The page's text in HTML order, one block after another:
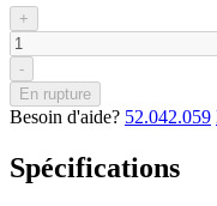
+
-
En rupture
Besoin d'aide? 52.042.059
Spécifications